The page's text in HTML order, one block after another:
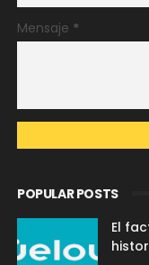
Mensaje *
POPULAR POSTS
El